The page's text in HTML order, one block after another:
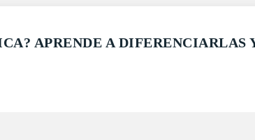
APRENDE A